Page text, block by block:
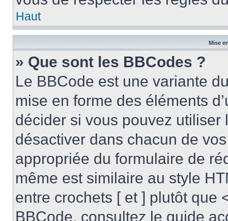
Haut
Mise
» Que sont les BBCodes ?
Le BBCode est une variante
mise en forme des éléments
décider si vous pouvez
désactiver dans chacun de
appropriée du formulaire de
même est similaire au style
entre crochets [ et ] plutôt que
BBCode, consultez le guide